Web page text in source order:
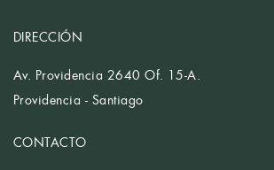
DIRECCIÓN
Av. Providencia 2640 Of. 15-A.
Providencia - Santiago
CONTACTO